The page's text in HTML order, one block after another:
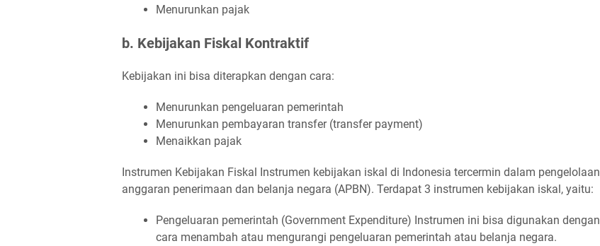
Menurunkan pajak
b. Kebijakan Fiskal Kontraktif
Kebijakan ini bisa diterapkan dengan cara:
Menurunkan pengeluaran pemerintah
Menurunkan pembayaran transfer (transfer payment)
Menaikkan pajak
Instrumen Kebijakan Fiskal Instrumen kebijakan iskal di Indonesia tercermin dalam pengelolaan
anggaran penerimaan dan belanja negara (APBN). Terdapat 3 instrumen kebijakan iskal, yaitu:
Pengeluaran pemerintah (Government Expenditure) Instrumen ini bisa digunakan dengan
cara menambah atau mengurangi pengeluaran pemerintah atau belanja negara.